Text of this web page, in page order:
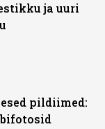
ja uuri
pildiimed: